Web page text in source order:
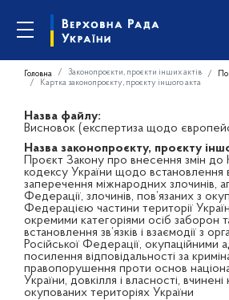
Головна Законопроєкти, проєкти інших актів
Картка законопроєкту, проєкту іншого акта
Назва файлу:
Висновок (експертиза щодо
Назва законопроєкту, проєкту
Проєкт Закону про внесення змін до
кодексу України щодо встановлення
заперечення міжнародних злочинів,
Федерації, злочинів, пов’язаних з
Федерацією частини території
окремими категоріями осіб
встановлення зв’язків і взаємодії з
Російської Федерації, окупаційними
посилення відповідальності за
правопорушення проти основ
України, довкілля і власності,
окупованих територіях України